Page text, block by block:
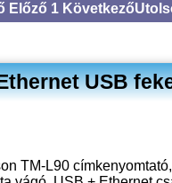
Előző 1 Következő
USB
TM-L90